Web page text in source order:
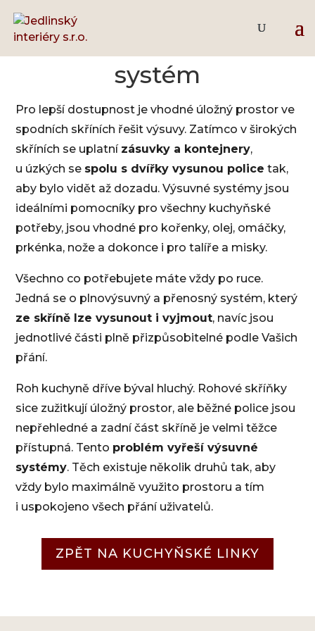
Drátěný a rohový
systém
Pro lepší dostupnost je vhodné úložný prostor ve
spodních skříních řešit výsuvy. Zatímco v širokých
skříních se uplatní zásuvky a kontejnery,
u úzkých se spolu s dvířky vysunou police tak,
aby bylo vidět až dozadu.Výsuvné systémy jsou
ideálními pomocníky pro všechny kuchyňské
potřeby, jsou vhodné pro kořenky, olej, omáčky,
prkénka, nože a dokonce i pro talíře a misky.
Všechno co potřebujete máte vždy po ruce.
Jedná se o plnovýsuvný a přenosný systém, který
ze skříně lze vysunout i vyjmout, navíc jsou
jednotlivé části plně přizpůsobitelné podle Vašich
přání.
Roh kuchyně dříve býval hluchý. Rohové skříňky
sice zužitkují úložný prostor, ale běžné police jsou
nepřehledné a zadní část skříně je velmi těžce
přístupná. Tento problém vyřeší výsuvné
systémy. Těch existuje několik druhů tak, aby
vždy bylo maximálně využito prostoru a tím
i uspokojeno všech přání uživatelů.
ZPĚT NA KUCHYŇSKÉ LINKY